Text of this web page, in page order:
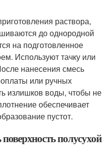
раствора,
до однородной
на подготовленное
Используют тачку или
нанесения смесь
или ручных
излишков воды, чтобы не
обеспечивает
пустот.
полусухой